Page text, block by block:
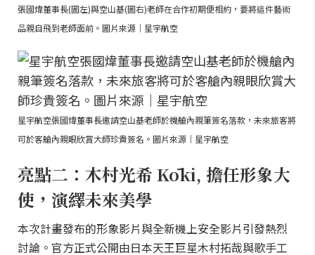
張國煒董事長(圖左)與空山基(圖右)老師在合作初期便相約，要將這件藝術
品親自飛到老師面前。圖片來源｜星宇航空
星宇航空張國煒董事長邀請空山基老師於機艙內親筆簽名落款，未來旅客將
可於客艙內親眼欣賞大師珍貴簽名。圖片來源｜星宇航空
亮點二：木村光希 Kōki, 擔任形象大
使，演繹未來美學
本次計畫發布的形象影片與全新機上安全影片引發熱烈
討論。官方正式公開由日本天王巨星木村拓哉與歌手工